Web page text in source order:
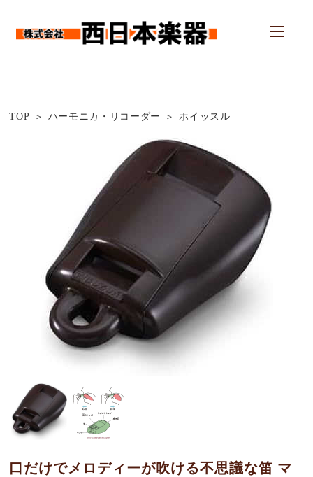
TOP ハーモニカ・リコーダー ホイッスル
口だけでメロディーが吹ける不思議な笛 マ